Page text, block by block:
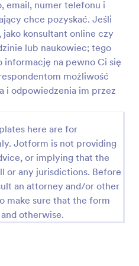
email, numer telefonu i
chce pozyskać. Jeśli
jako konsultant online czy
lub naukowiec; tego
na pewno Ci się
możliwość
i odpowiedzenia im przez
here are for
Jotform is not providing
or implying that the
or any jurisdictions. Before
an attorney and/or other
make sure that the form
otherwise.